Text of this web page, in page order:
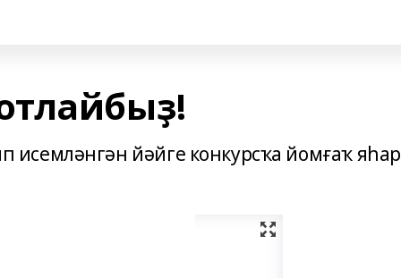
йәйге конкурсҡа йом­ғаҡ яһар